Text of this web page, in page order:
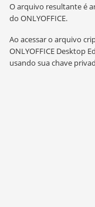
O arquivo resultante é
do ONLYOFFICE.
Ao acessar o arquivo
ONLYOFFICE Desktop
usando sua chave